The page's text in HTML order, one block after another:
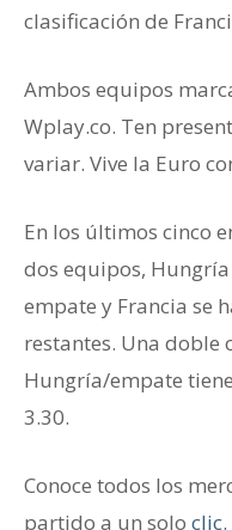
clasificación de
Ambos equipos
Wplay.co. Ten
variar. Vive la Euro
En los últimos cinco
dos equipos,
empate y Francia se
restantes. Una
Hungría/empate
3.30.
Conoce todos los
partido a un solo clic.